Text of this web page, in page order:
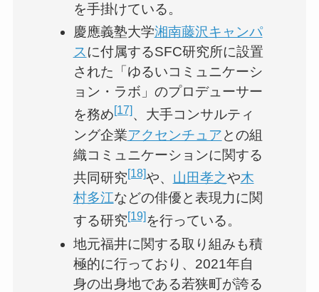
を手掛けている。
慶應義塾大学湘南藤沢キャンパ
スに付属するSFC研究所に設置
された「ゆるいコミュニケーシ
ョン・ラボ」のプロデューサー
を務め[17]、大手コンサルティ
ング企業アクセンチュアとの組
織コミュニケーションに関する
共同研究[18]や、 山田孝之や木
村多江などの俳優と表現力に関
する研究[19]を行っている。
地元福井に関する取り組みも積
極的に行っており、2021年自
身の出身地である若狭町が誇る